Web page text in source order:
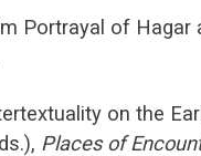
Portrayal of Hagar
on the
Places of